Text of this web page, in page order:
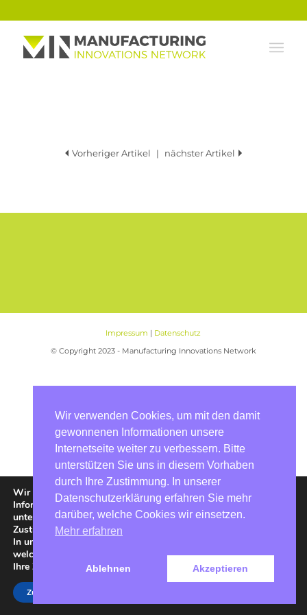
Vorheriger Artikel | nächster Artikel
Impressum | Datenschutz
© Copyright 2023 - Manufacturing Innovations Network
Wir verwenden Cookies, um mit den damit gewonnenen
Informationen unsere Internetseite weiter zu verbessern. Bitte
unterstützen Sie uns in diesem Vorhaben durch Ihre
Zustimmung.
In unserer
welche Cookies wir einsetzen. In denEinstellungenkönnen Sie
Ihre Zustimmung jederzeit widerrufen bzw. auch erteilen.
Zustimmen
Wir verwenden Cookies, um mit den damit
gewonnenen Informationen unsere
Internetseite weiter zu verbessern. Bitte
unterstützen Sie uns in diesem Vorhaben
durch Ihre Zustimmung. In unserer
Datenschutzerklärung erfahren Sie mehr
darüber, welche Cookies wir einsetzen.
Mehr erfahren
Ablehnen Akzeptieren